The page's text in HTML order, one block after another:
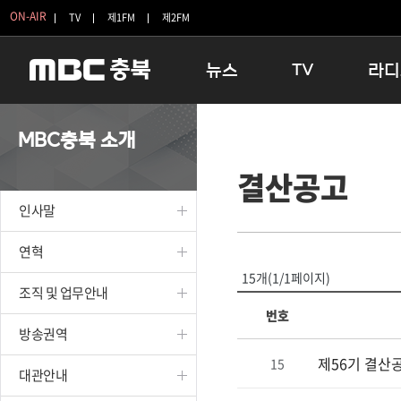
ON-AIR TV 제1FM 제2FM
뉴스
보은
옥천
TV
인생내컷
테마기행 길
시청자 FLEX
특집프로그램
TV 속 정보
종영프로그램
라
MBC충북 소개
인사말
연혁
조직 및 업무안내
방송권역
대관안내
결산공고
15개(1/1페이지)
번호
15 제56기 결산